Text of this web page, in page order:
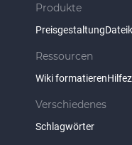
Produkte
Preisgestaltung
Ressourcen
Wiki formatieren
Verschiedenes
Schlagwörter